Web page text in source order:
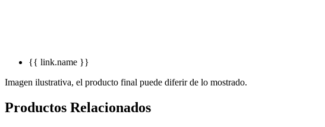
{{ link.name }}
Imagen ilustrativa, el producto final puede diferir de lo mostrado.
Productos Relacionados